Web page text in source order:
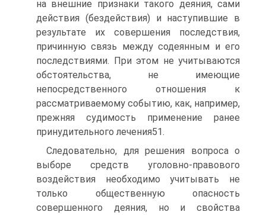
на внешние признаки такого деяния, сами
действия (бездействия) и наступившие в
результате их совершения последствия,
причинную связь между содеянным и его
последствиями. При этом не учитываются
обстоятельства, не имеющие
непосредственного отношения к
рассматриваемому событию, как, например,
прежняя судимость применение ранее
принудительного лечения51.
Следовательно, для решения вопроса о
выборе средств уголовно-правового
воздействия необходимо учитывать не
только общественную опасность
совершенного деяния, но и свойства